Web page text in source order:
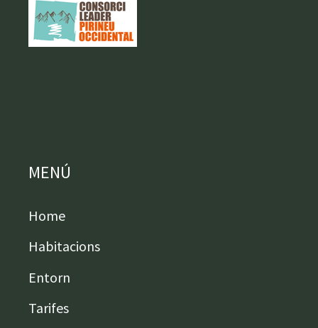
MENÚ
Home
Habitacions
Entorn
Tarifes